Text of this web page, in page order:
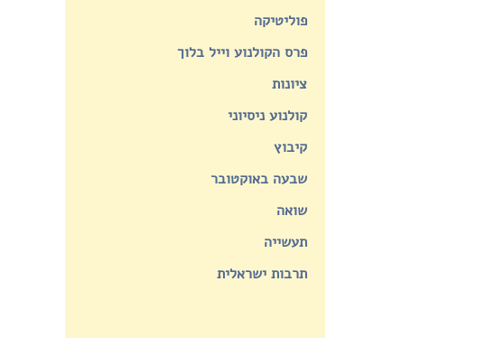
פוליטיקה
פרס הקולנוע וייל בלוך
ציונות
קולנוע ניסיוני
קיבוץ
שבעה באוקטובר
שואה
תעשייה
תרבות ישראלית